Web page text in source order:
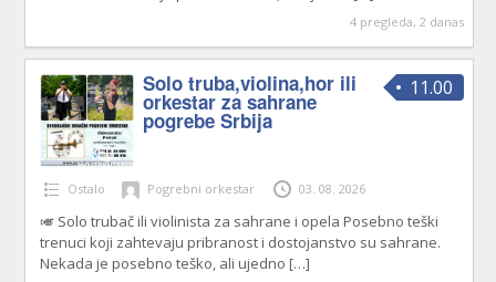
4 pregleda, 2 danas
11.00
Solo truba,violina,hor ili
orkestar za sahrane
pogrebe Srbija
Ostalo Pogrebni orkestar 03. 08. 2026
🎺 Solo trubač ili violinista za sahrane i opela Posebno teški
trenuci koji zahtevaju pribranost i dostojanstvo su sahrane.
Nekada je posebno teško, ali ujedno […]